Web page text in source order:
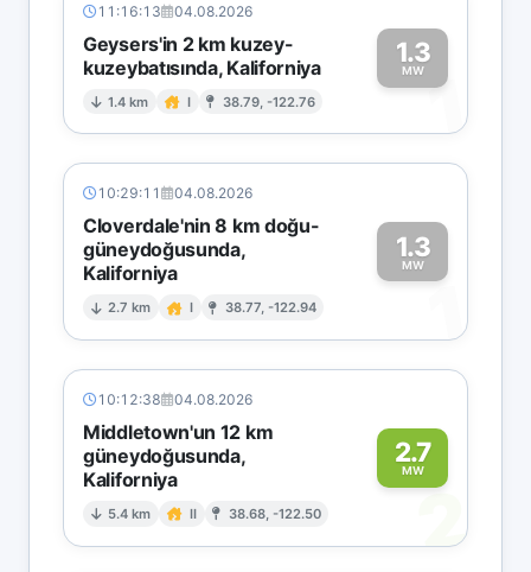
11:16:13 04.08.2026
Geysers'in 2 km kuzey-
kuzeybatısında, Kaliforniya
1.4 km I 38.79, -122.76
1.3
MW1
10:29:11 04.08.2026
Cloverdale'nin 8 km doğu-
güneydoğusunda,
Kaliforniya
2.7 km I 38.77, -122.94
1.3
MW
1
10:12:38 04.08.2026
Middletown'un 12 km
güneydoğusunda,
Kaliforniya
5.4 km II 38.68, -122.50
2.7
MW
2